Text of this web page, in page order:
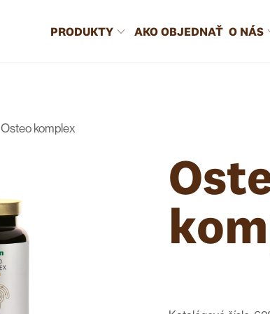
PRODUKTY AKO OBJEDNAŤ O NÁS
Osteo komplex